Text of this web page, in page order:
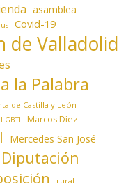
asamblea
Covid-19
de Valladolid
la Palabra
de Castilla y León
LGBTI Marcos Díez
Mercedes San José
rural